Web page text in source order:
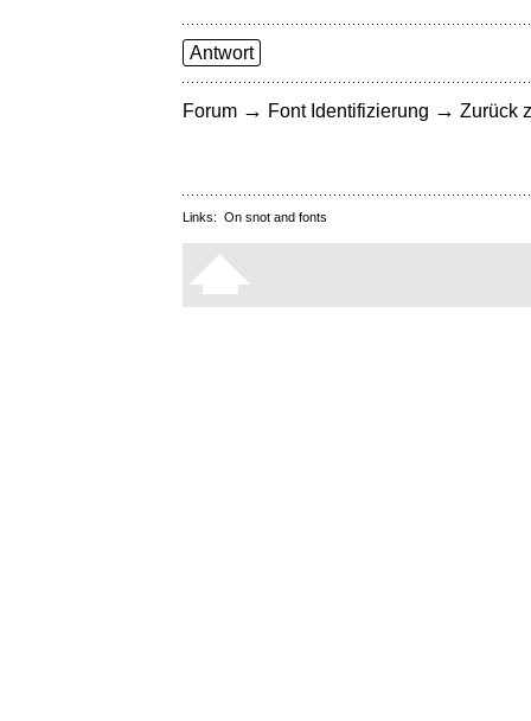
Antwort
Forum → Font Identifizierung → Zurück
Links: On snot and fonts